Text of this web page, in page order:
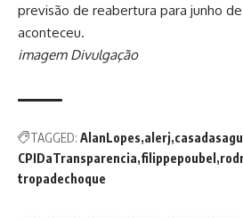
previsão de reabertura para junho
aconteceu.
imagem Divulgação
TAGGED: AlanLopes alerj
CPIDaTransparencia filippepoubel
tropadechoque